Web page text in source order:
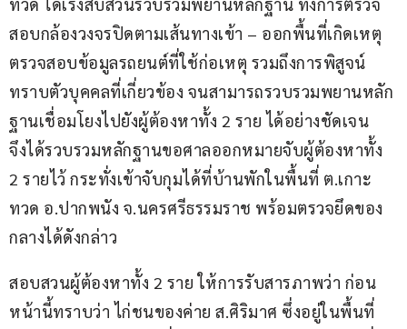
ทวด ได้เร่งสืบสวนรวบรวมพยานหลักฐาน ทั้งการตรวจ
สอบกล้องวงจรปิดตามเส้นทางเข้า – ออกพื้นที่เกิดเหตุ
ตรวจสอบข้อมูลรถยนต์ที่ใช้ก่อเหตุ รวมถึงการพิสูจน์
ทราบตัวบุคคลที่เกี่ยวข้อง จนสามารถรวบรวมพยานหลัก
ฐานเชื่อมโยงไปยังผู้ต้องหาทั้ง 2 ราย ได้อย่างชัดเจน
จึงได้รวบรวมหลักฐานขอศาลออกหมายจับผู้ต้องหาทั้ง
2 รายไว้ กระทั่งเข้าจับกุมได้ที่บ้านพักในพื้นที่ ต.เกาะ
ทวด อ.ปากพนัง จ.นครศรีธรรมราช พร้อมตรวจยึดของ
กลางได้ดังกล่าว
สอบสวนผู้ต้องหาทั้ง 2 ราย ให้การรับสารภาพว่า ก่อน
หน้านี้ทราบว่า ไก่ชนของค่าย ส.ศิริมาศ ซึ่งอยู่ในพื้นที่